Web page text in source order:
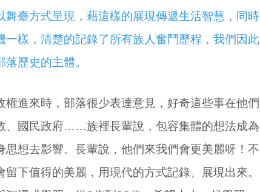
臺方式呈現，藉這樣的展現傳遞生活智慧，同時
樣，清楚的記錄了所有族人奮鬥歷程，我們因此
歷史的主體。
進來時，部落很少表達意見，好奇這些事在他們
、國民政府……族裡長輩說，包容集體的想法成為
想去影響。長輩說，他們來我們會更美麗呀！不
下值得的美麗，用現代的方式記錄、展現出來。